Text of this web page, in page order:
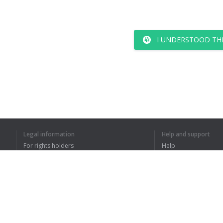
I UNDERSTOOD
Legal information
For rights holders
Help and support
Help